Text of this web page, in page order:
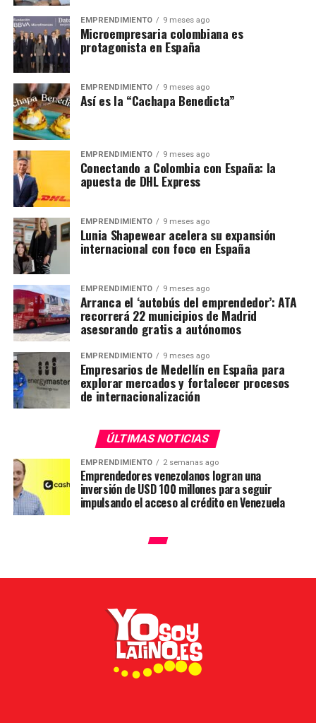
EMPRENDIMIENTO 9 meses ago
Microempresaria colombiana es
protagonista en España
EMPRENDIMIENTO 9 meses ago
Así es la “Cachapa Benedicta”
EMPRENDIMIENTO 9 meses ago
Conectando a Colombia con España: la
apuesta de DHL Express
EMPRENDIMIENTO 9 meses ago
Lunia Shapewear acelera su expansión
internacional con foco en España
EMPRENDIMIENTO 9 meses ago
Arranca el ‘autobús del emprendedor’: ATA
recorrerá 22 municipios de Madrid
asesorando gratis a autónomos
EMPRENDIMIENTO 9 meses ago
Empresarios de Medellín en España para
explorar mercados y fortalecer procesos
de internacionalización
ÚLTIMAS NOTICIAS
EMPRENDIMIENTO 2 semanas ago
Emprendedores venezolanos logran una
inversión de USD 100 millones para seguir
impulsando el acceso al crédito en Venezuela